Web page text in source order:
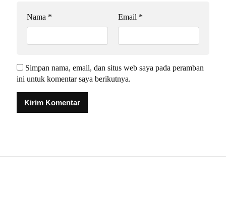
Nama * Email *
Simpan nama, email, dan situs web saya pada peramban
ini untuk komentar saya berikutnya.